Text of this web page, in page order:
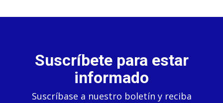
Suscríbete para estar
informado
Suscríbase a nuestro boletín y reciba